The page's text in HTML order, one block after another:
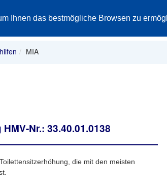
Ihnen das bestmögliche Browsen zu
Prospektmaterial Ersatzteile Fachhändler
MIA
Nr.: 33.40.01.0138
die mit den meisten